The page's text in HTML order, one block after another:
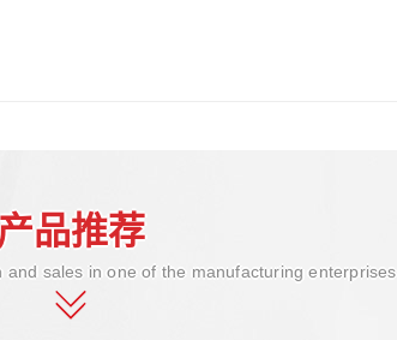
品推荐
sales in one of the manufacturing enterprises